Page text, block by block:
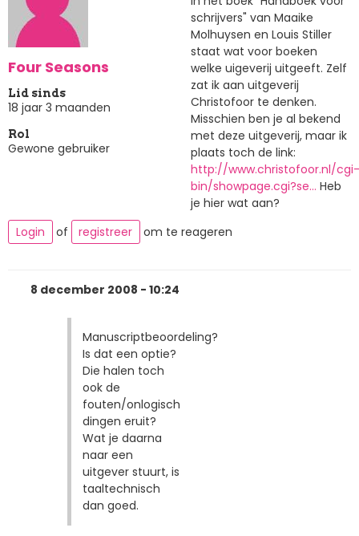
Four Seasons
Lid sinds
18 jaar 3 maanden
Rol
Gewone gebruiker
schrijvers" van Maaike
Molhuysen en Louis Stiller
staat wat voor boeken
welke uigeverij uitgeeft. Zelf
zat ik aan uitgeverij
Christofoor te denken.
Misschien ben je al bekend
met deze uitgeverij, maar ik
plaats toch de link:
http://www.christofoor.nl/cgi-
bin/showpage.cgi?se… Heb
je hier wat aan?
Login
of registreer om te reageren
8 december 2008 - 10:24
Manuscriptbeoordeling?
Is dat een optie?
Die halen toch
ook de
fouten/onlogisch
dingen eruit?
Wat je daarna
naar een
uitgever stuurt, is
taaltechnisch
dan goed.